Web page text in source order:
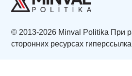
© 2013-2026 Minval Politika При
сторонних ресурсах